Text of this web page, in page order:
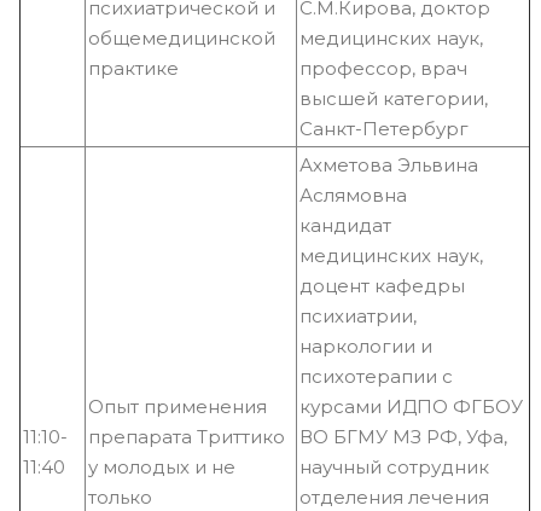
психиатрической и
общемедицинской
практике
С.М.Кирова, доктор
медицинских наук,
профессор, врач
высшей категории,
Санкт-Петербург
11:10-
11:40
Опыт применения
препарата Триттико
у молодых и не
только
Ахметова Эльвина
Аслямовна
кандидат
медицинских наук,
доцент кафедры
психиатрии,
наркологии и
психотерапии с
курсами ИДПО ФГБОУ
ВО БГМУ МЗ РФ, Уфа,
научный сотрудник
отделения лечения